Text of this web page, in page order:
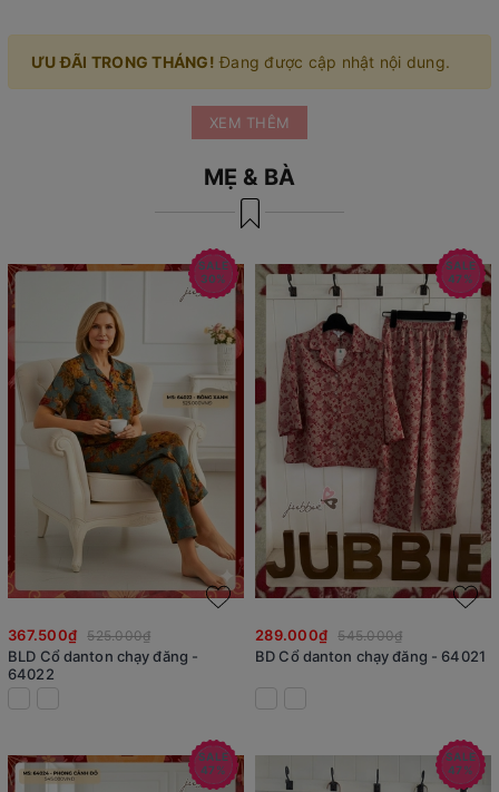
ƯU ĐÃI TRONG THÁNG! Đang được cập nhật nội dung.
XEM THÊM
MẸ & BÀ
SALE
30%
367.500₫ 525.000₫
BLD Cổ danton chạy đăng -
64022
SALE
47%
SALE
47%
289.000₫ 545.000₫
BD Cổ danton chạy đăng - 64021
SALE
47%